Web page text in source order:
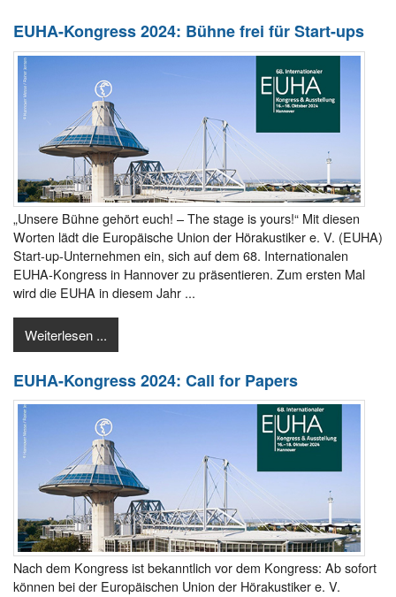
EUHA-Kongress 2024: Bühne frei für Start-ups
„Unsere Bühne gehört euch! – The stage is yours!“ Mit diesen
Worten lädt die Europäische Union der Hörakustiker e. V. (EUHA)
Start-up-Unternehmen ein, sich auf dem 68. Internationalen
EUHA-Kongress in Hannover zu präsentieren. Zum ersten Mal
wird die EUHA in diesem Jahr ...
Weiterlesen ...
EUHA-Kongress 2024: Call for Papers
Nach dem Kongress ist bekanntlich vor dem Kongress: Ab sofort
können bei der Europäischen Union der Hörakustiker e. V.